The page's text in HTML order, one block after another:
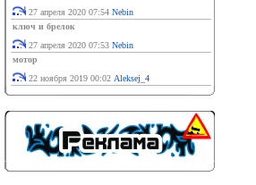
27 апреля 2020 07:54 Nebin
ключ и брелок
27 апреля 2020 07:53 Nebin
мотор
22 ноября 2019 00:02 Aleksej_4